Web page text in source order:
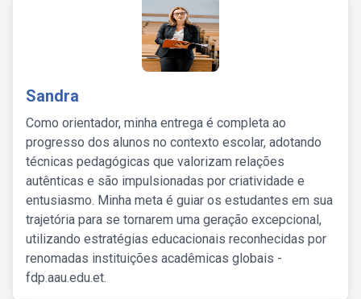
Sandra
Como orientador, minha entrega é completa ao
progresso dos alunos no contexto escolar, adotando
técnicas pedagógicas que valorizam relações
autênticas e são impulsionadas por criatividade e
entusiasmo. Minha meta é guiar os estudantes em sua
trajetória para se tornarem uma geração excepcional,
utilizando estratégias educacionais reconhecidas por
renomadas instituições acadêmicas globais -
fdp.aau.edu.et.